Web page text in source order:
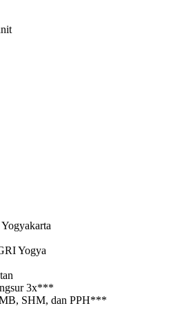
Yogya
3x***
SHM, dan PPH***